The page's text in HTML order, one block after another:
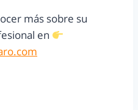
más sobre su
en